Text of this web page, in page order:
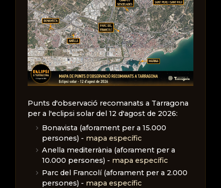
Punts d'observació recomanats a Tarragona
per a l'eclipsi solar del 12 d'agost de 2026:
Bonavista (aforament per a 15.000
persones) - mapa específic
Anella mediterrània (aforament per a
10.000 persones) - mapa específic
Parc del Francolí (aforament per a 2.000
persones) - mapa específic